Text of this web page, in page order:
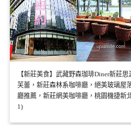
【新莊美食】武藏野森珈琲Diner新莊
芙蕾，新莊森林系咖啡廳，絕美玻璃屋
廳推薦，新莊網美咖啡廳，桃園機捷新
1)